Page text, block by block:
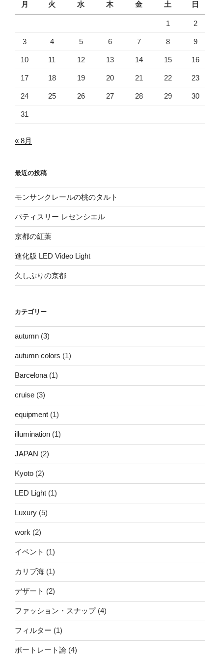
月 火 水 木 金 土 日
1 2
3 4 5 6 7 8 9
10 11 12 13 14 15 16
17 18 19 20 21 22 23
24 25 26 27 28 29 30
31
« 8月
最近の投稿
モンサンクレールの桃のタルト
パティスリー レセンシエル
京都の紅葉
進化版 LED Video Light
久しぶりの京都
カテゴリー
autumn (3)
autumn colors (1)
Barcelona (1)
cruise (3)
equipment (1)
illumination (1)
JAPAN (2)
Kyoto (2)
LED Light (1)
Luxury (5)
work (2)
イベント (1)
カリブ海 (1)
デザート (2)
ファッション・スナップ(4)
フィルター (1)
ポートレート論 (4)